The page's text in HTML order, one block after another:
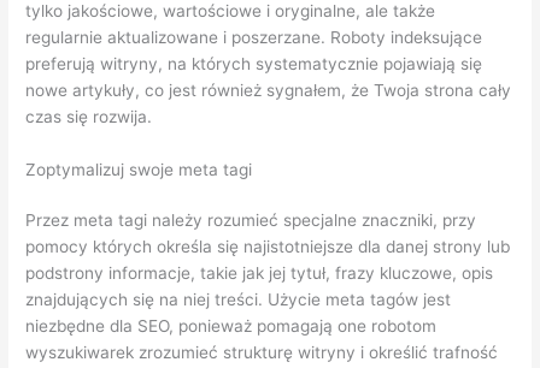
tylko jakościowe, wartościowe i oryginalne, ale także
regularnie aktualizowane i poszerzane. Roboty indeksujące
preferują witryny, na których systematycznie pojawiają się
nowe artykuły, co jest również sygnałem, że Twoja strona cały
czas się rozwija.
Zoptymalizuj swoje meta tagi
Przez meta tagi należy rozumieć specjalne znaczniki, przy
pomocy których określa się najistotniejsze dla danej strony lub
podstrony informacje, takie jak jej tytuł, frazy kluczowe, opis
znajdujących się na niej treści. Użycie meta tagów jest
niezbędne dla SEO, ponieważ pomagają one robotom
wyszukiwarek zrozumieć strukturę witryny i określić trafność